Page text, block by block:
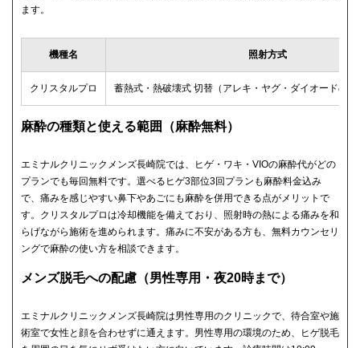
ます。
機種名 照射方式
クリスタルプロ 蓄熱式・熱破壊式 切替（アレキ・ヤグ・ダイオードの3
麻酔の種類と使える範囲（麻酔無料）
エミナルクリニックメンズ長崎院では、ヒゲ・ワキ・VIOの麻酔代がどの
プランでも毎回無料です。選べるヒゲ3部位3回プランも麻酔料金込み
で、痛みを感じやすい鼻下やあごにも麻酔を併用できる点がメリットで
す。クリスタルプロは冷却機能を備えており、照射時の熱による痛みを和
らげながら施術を進められます。痛みに不安がある方も、無料カウンセリ
ングで麻酔の使い方を相談できます。
メンズ脱毛への配慮（男性専用・夜20時まで）
エミナルクリニックメンズ長崎院は男性専用のクリニックで、待合室や施
術室で女性と顔を合わせずに通えます。男性専用の環境のため、ヒゲ脱毛